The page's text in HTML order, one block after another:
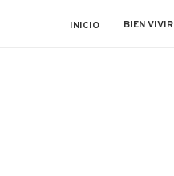
INICIO BIEN VIVIR